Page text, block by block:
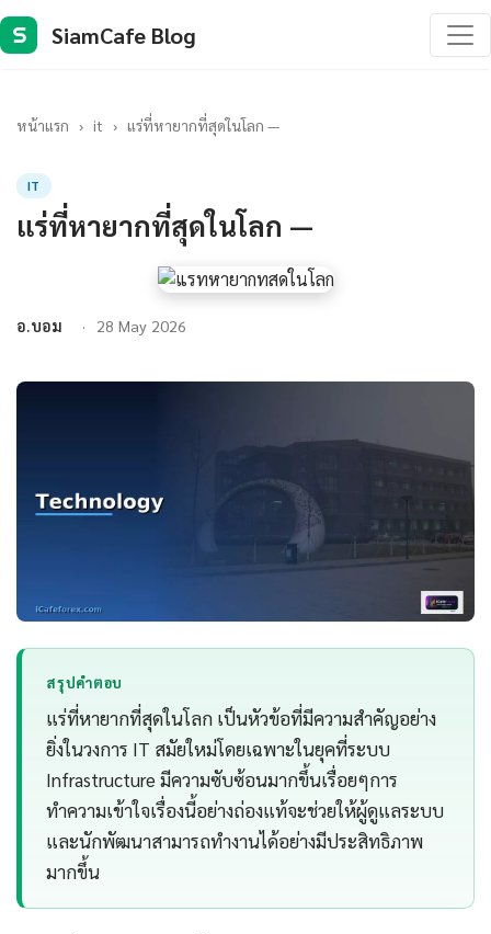
S SiamCafe Blog
หน้าแรก › it › แร่ที่หายากที่สุดในโลก —
IT
แร่ที่หายากที่สุดในโลก —
อ.บอม 28 May 2026
สรุปคำตอบ
แร่ที่หายากที่สุดในโลก เป็นหัวข้อที่มีความสำคัญอย่าง
ยิ่งในวงการ IT สมัยใหม่โดยเฉพาะในยุคที่ระบบ
Infrastructure มีความซับซ้อนมากขึ้นเรื่อยๆการ
ทำความเข้าใจเรื่องนี้อย่างถ่องแท้จะช่วยให้ผู้ดูแลระบบ
และนักพัฒนาสามารถทำงานได้อย่างมีประสิทธิภาพ
มากขึ้น